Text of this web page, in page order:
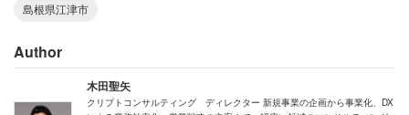
木田JR西日本さんではいかがでしょうか？
片岡私たちの主たる事業は鉄道事業ですが、地域課題を
解決すべく鉄道以外のソリューションもいろいろ提案させ
島根県江津市
Author
木田聖矢
クリプトコンサルティング ディレクター 新規事業の企画から事業化、DX